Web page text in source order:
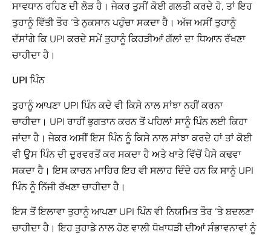
ਸਾਵਧਾਨ ਰਹਿਣ ਦੀ ਲੋੜ ਹੈ। ਜੇਕਰ ਤੁਸੀਂ ਕੋਈ ਗਲਤੀ ਕਰਦੇ ਹੋ, ਤਾਂ ਇਹ
ਤੁਹਾਨੂੰ ਵਿੱਤੀ ਤੌਰ ‘ਤੇ ਨੁਕਸਾਨ ਪਹੁੰਚਾ ਸਕਦਾ ਹੈ। ਅੱਜ ਅਸੀਂ ਤੁਹਾਨੂੰ
ਦੱਸਾਂਗੇ ਕਿ UPI ਕਰਦੇ ਸਮੇਂ ਤੁਹਾਨੂੰ ਕਿਹੜੀਆਂ ਗੱਲਾਂ ਦਾ ਧਿਆਨ ਰੱਖਣਾ
ਚਾਹੀਦਾ ਹੈ।
UPI ਪਿੰਨ
ਤੁਹਾਨੂੰ ਆਪਣਾ UPI ਪਿੰਨ ਕਦੇ ਵੀ ਕਿਸੇ ਨਾਲ ਸਾਂਝਾ ਨਹੀਂ ਕਰਨਾ
ਚਾਹੀਦਾ। UPI ਰਾਹੀਂ ਭੁਗਤਾਨ ਕਰਨ ਤੋਂ ਪਹਿਲਾਂ ਸਾਨੂੰ ਪਿੰਨ ਲਈ ਕਿਹਾ
ਜਾਂਦਾ ਹੈ। ਜੇਕਰ ਅਸੀਂ ਇਸ ਪਿੰਨ ਨੂੰ ਕਿਸੇ ਨਾਲ ਸਾਂਝਾ ਕਰਦੇ ਹਾਂ ਤਾਂ ਕੋਈ
ਵੀ ਉਸ ਪਿੰਨ ਦੀ ਦੁਰਵਰਤੋਂ ਕਰ ਸਕਦਾ ਹੈ ਅਤੇ ਖਾਤੇ ਵਿੱਚੋਂ ਪੈਸੇ ਕਢਵਾ
ਸਕਦਾ ਹੈ। ਇਸ ਕਾਰਨ ਮਾਹਿਰ ਇਹ ਵੀ ਸਲਾਹ ਦਿੰਦੇ ਹਨ ਕਿ ਸਾਨੂੰ UPI
ਪਿੰਨ ਨੂੰ ਨਿੱਜੀ ਰੱਖਣਾ ਚਾਹੀਦਾ ਹੈ।
ਇਸ ਤੋਂ ਇਲਾਵਾ ਤੁਹਾਨੂੰ ਆਪਣਾ UPI ਪਿੰਨ ਵੀ ਨਿਯਮਿਤ ਤੌਰ ‘ਤੇ ਬਦਲਣਾ
ਚਾਹੀਦਾ ਹੈ। ਇਹ ਤੁਹਾਡੇ ਨਾਲ ਹੋਣ ਵਾਲੀ ਧੋਖਾਧੜੀ ਦੀਆਂ ਸੰਭਾਵਨਾਵਾਂ ਨੂੰ